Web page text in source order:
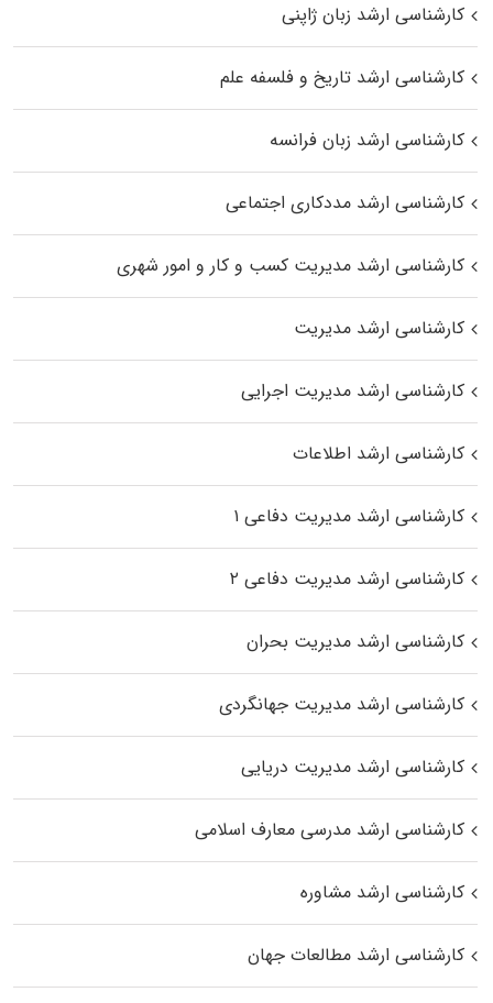
کارشناسی ارشد زبان ژاپنی
کارشناسی ارشد تاریخ و فلسفه علم
کارشناسی ارشد زبان فرانسه
کارشناسی ارشد مددکاری اجتماعی
کارشناسی ارشد مدیریت کسب و کار و امور شهری
کارشناسی ارشد مدیریت
کارشناسی ارشد مدیریت اجرایی
کارشناسی ارشد اطلاعات
کارشناسی ارشد مدیریت دفاعی ۱
کارشناسی ارشد مدیریت دفاعی ۲
کارشناسی ارشد مدیریت بحران
کارشناسی ارشد مدیریت جهانگردی
کارشناسی ارشد مدیریت دریایی
کارشناسی ارشد مدرسی معارف اسلامی
کارشناسی ارشد مشاوره
کارشناسی ارشد مطالعات جهان